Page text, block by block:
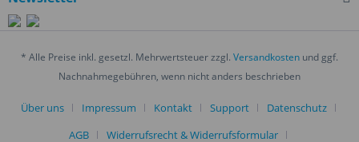
* Alle Preise inkl. gesetzl. Mehrwertsteuer zzgl. Versandkosten und ggf.
Nachnahmegebühren, wenn nicht anders beschrieben
Über uns Impressum Kontakt Support
Datenschutz
AGB
Widerrufsrecht & Widerrufsformular